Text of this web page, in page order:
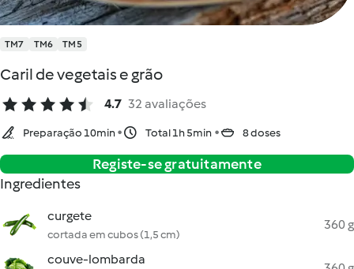
TM7 TM6 TM5
Caril de vegetais e grão
4.7 32 avaliações
Preparação 10min Total 1h 5min 8 doses
Registe-se gratuitamente
Ingredientes
curgete
cortada em cubos (1,5 cm)
360 g
couve-lombarda